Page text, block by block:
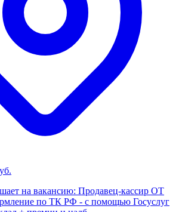
на вакансию: Продавец-кассир ОТ
по ТК РФ - с помощью Госуслуг